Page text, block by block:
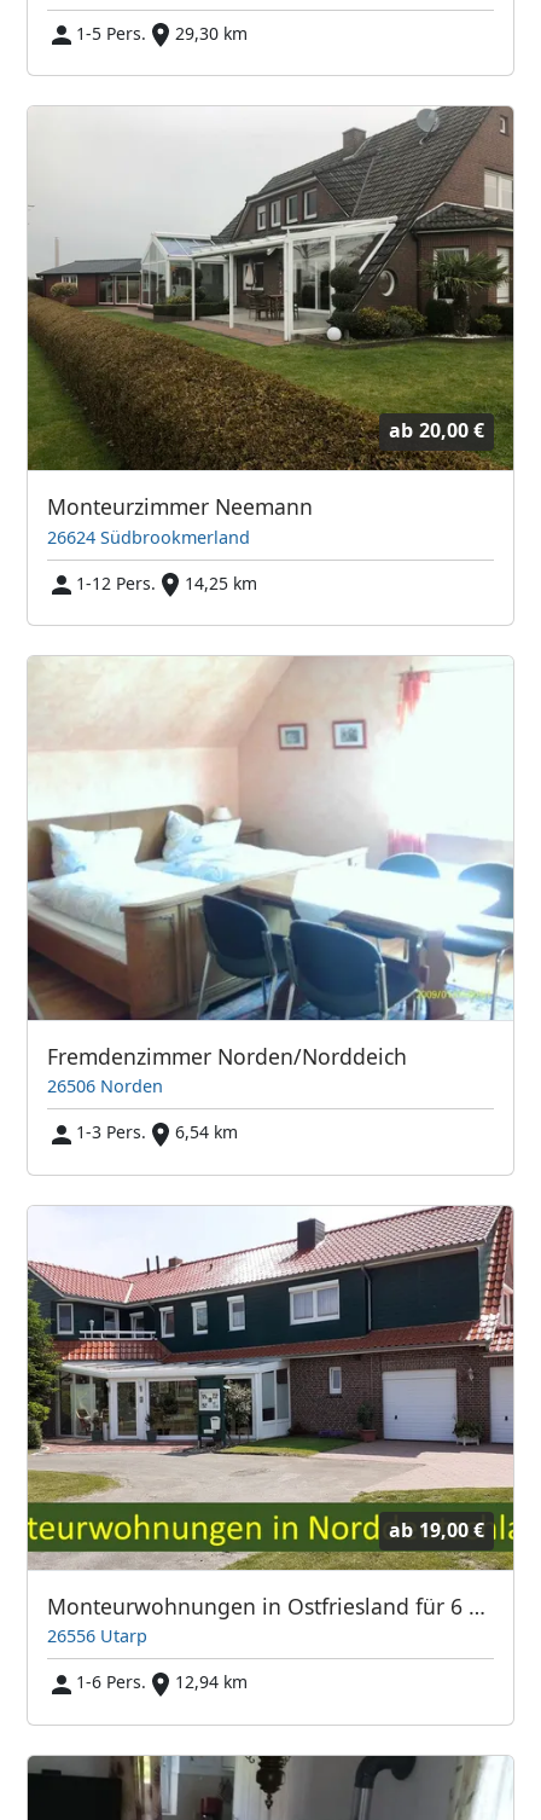
1-5 Pers.
29,30 km
ab 20,00 €
Monteurzimmer Neemann
26624 Südbrookmerland
1-12 Pers.
14,25 km
Fremdenzimmer Norden/Norddeich
26506 Norden
1-3 Pers.
6,54 km
ab 19,00 €
Monteurwohnungen in Ostfriesland für 6 Pers. ab 19,00 Euro / Pers
26556 Utarp
1-6 Pers.
12,94 km